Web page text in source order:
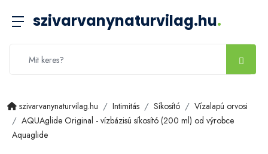
szivarvanynaturvilag.hu.
szivarvanynaturvilag.hu Intimitás Síkosító
Vízalapú orvosi
AQUAglide Original - vízbázisú síkosító (200 ml) od výrobce
Aquaglide